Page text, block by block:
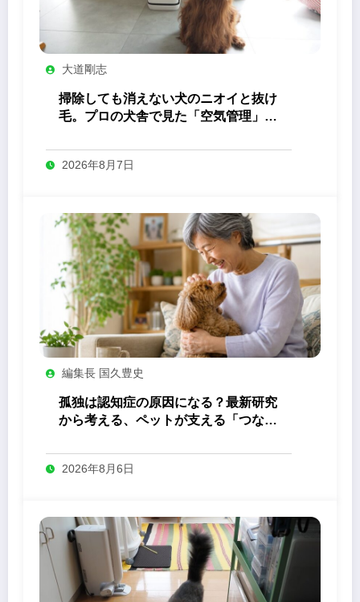
大道剛志
掃除しても消えない犬のニオイと抜け
毛。プロの犬舎で見た「空気管理」の
2026年8月7日
編集長 国久豊史
孤独は認知症の原因になる？最新研究
から考える、ペットが支える「つなが
2026年8月6日